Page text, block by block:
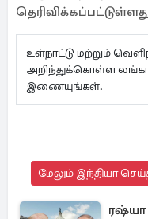
உள்நாட்டு மற்றும்
அறிந்துக்கொள்ள
இணையுங்கள்.
மேலும் இந்தியா
ரஷ்யா